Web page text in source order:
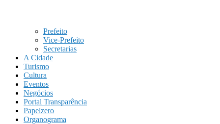
Prefeito
Vice-Prefeito
Secretarias
A Cidade
Turismo
Cultura
Eventos
Negócios
Portal Transparência
Papelzero
Organograma